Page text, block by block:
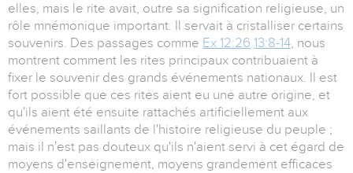
elles, mais le rite avait, outre sa signification religieuse, un
rôle mnémonique important. Il servait à cristalliser certains
souvenirs. Des passages comme Ex 12:26 13:8-14, nous
montrent comment les rites principaux contribuaient à
fixer le souvenir des grands événements nationaux. Il est
fort possible que ces rites aient eu une autre origine, et
qu'ils aient été ensuite rattachés artificiellement aux
événements saillants de l'histoire religieuse du peuple ;
mais il n'est pas douteux qu'ils n'aient servi à cet égard de
moyens d'enseignement, moyens grandement efficaces